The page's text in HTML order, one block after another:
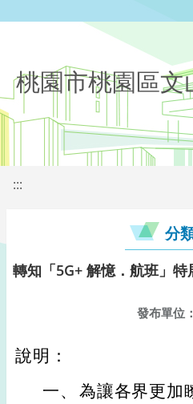
桃園市桃園區文
:::
分
轉知「5G+ 解憶．航班」特
發布單位：
說明：
一、 為讓各界更加